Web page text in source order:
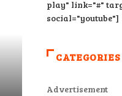
play" link="#"
social="youtube"]
CATEGORIES
Advertisement